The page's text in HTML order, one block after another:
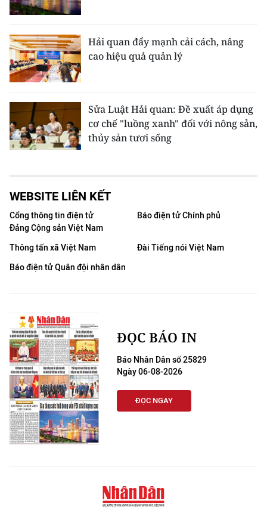
Hải quan đẩy mạnh cải cách, nâng
cao hiệu quả quản lý
Sửa Luật Hải quan: Đề xuất áp dụng
cơ chế "luồng xanh" đối với nông sản,
thủy sản tươi sống
WEBSITE LIÊN KẾT
Cổng thông tin điện tử
Đảng Cộng sản Việt Nam
Báo điện tử Chính phủ
Thông tấn xã Việt Nam
Đài Tiếng nói Việt Nam
Báo điện tử Quân đội nhân dân
ĐỌC BÁO IN
Báo Nhân Dân số 25829
Ngày 06-08-2026
ĐỌC NGAY